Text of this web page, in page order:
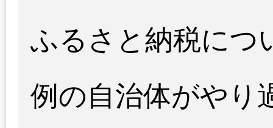
ふるさと納税につ
例の自治体がやり